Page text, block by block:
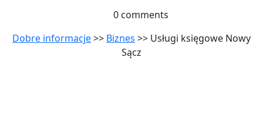
0 comments
Dobre informacje>> Biznes >> Usługi księgowe Nowy
Sącz